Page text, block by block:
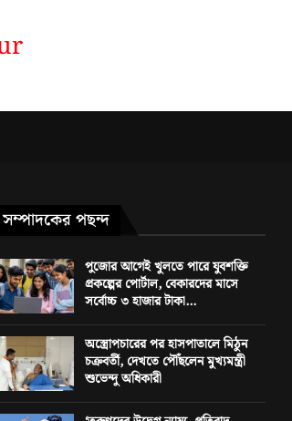
সম্পাদকের পছন্দ
পুজোর আগেই খুলতে পারে যুবশক্তি
প্রকল্পের পোর্টাল, বেকারদের মাসে
সর্বোচ্চ ৩ হাজার টাকা...
অস্ত্রোপচারের পর হাসপাতালে মিঠুন
চক্রবর্তী, দেখতে পৌঁছলেন মুখ্যমন্ত্রী
শুভেন্দু অধিকারী